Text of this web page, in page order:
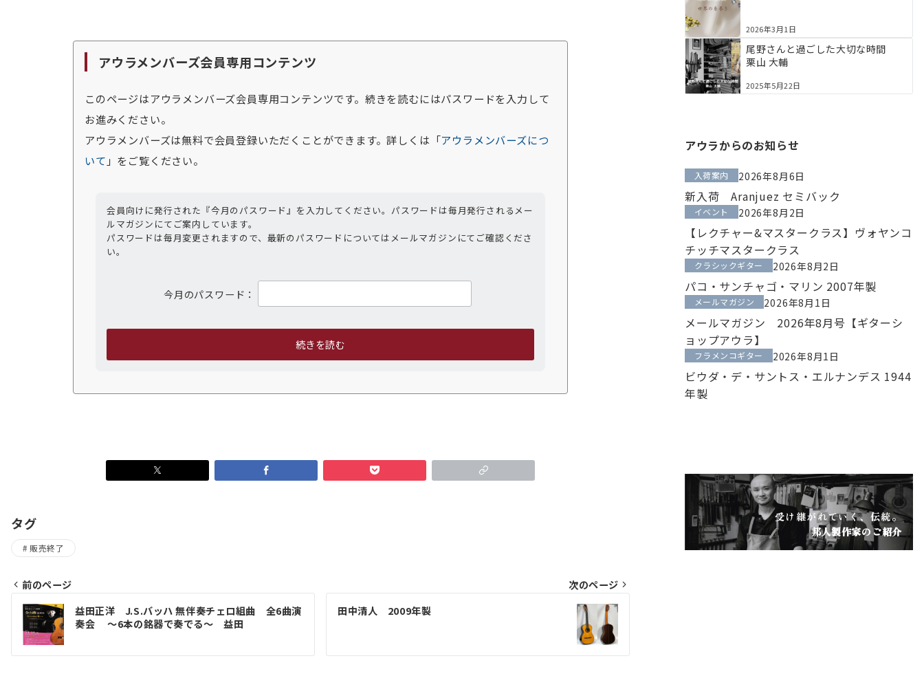
アウラメンバーズ会員専用コンテンツ
このページはアウラメンバーズ会員専用コンテンツです。続きを読むにはパスワードを入力して
お進みください。
アウラメンバーズは無料で会員登録いただくことができます。詳しくは「アウラメンバーズにつ
いて 」をご覧ください。
会員向けに発行された『今月のパスワード』を入力してください。パスワードは毎月発行されるメー
ルマガジンにてご案内しています。
パスワードは毎月変更されますので、最新のパスワードについてはメールマガジンにてご確認くださ
い。
今月のパスワード：
タグ
販売終了
投
稿
ナ
前のページ
益田正洋 J.S.バッハ 無伴奏チェロ組曲 全6曲演
奏会 〜6本の銘器で奏でる〜 益田
次のページ
田中清人 2009年製
2026年3月1日
尾野さんと過ごした大切な時間
栗山 大輔
2025年5月22日
アウラからのお知らせ
2026年8月6日
入荷案内
新入荷 Aranjuez セミバック
2026年8月2日
イベント
【レクチャー&マスタークラス】ヴォヤンコ
チッチマスタークラス
2026年8月2日
クラシックギター
パコ・サンチャゴ・マリン 2007年製
2026年8月1日
メールマガジン
メールマガジン 2026年8月号【ギターシ
ョップアウラ】
2026年8月1日
フラメンコギター
ビウダ・デ・サントス・エルナンデス 1944
年製
受け継がれていく、伝統。
邦人製作家のご紹介